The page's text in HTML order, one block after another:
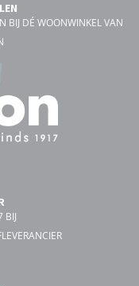
BIJ DÉ WOONWINKEL VAN
BIJ